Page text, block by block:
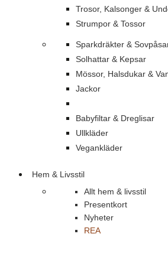
Trosor, Kalsonger &
Strumpor & Tossor
Sparkdräkter &
Solhattar & Kepsar
Mössor, Halsdukar &
Jackor
Babyfiltar & Dreglisar
Ullkläder
Vegankläder
Hem & Livsstil
Allt hem & livsstil
Presentkort
Nyheter
REA